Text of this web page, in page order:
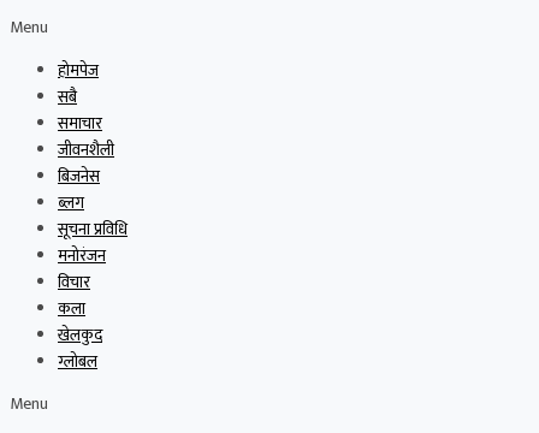
Menu
होमपेज
सबै
समाचार
जीवनशैली
बिजनेस
ब्लग
सूचना प्रविधि
मनोरंजन
विचार
कला
खेलकुद
ग्लोबल
Menu